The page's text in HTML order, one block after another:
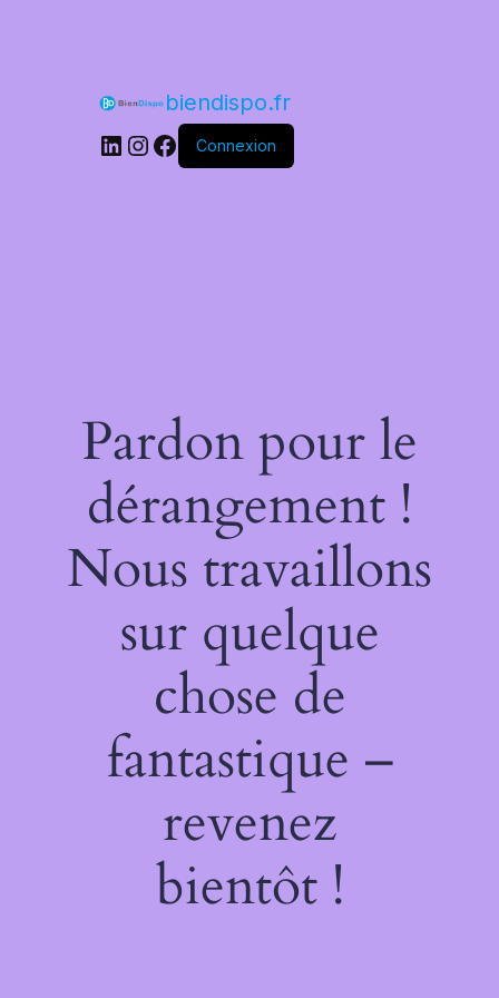
biendispo.fr
LinkedIn
Instagram
Facebook
Connexion
Pardon pour le
dérangement !
Nous travaillons
sur quelque
chose de
fantastique –
revenez
bientôt !